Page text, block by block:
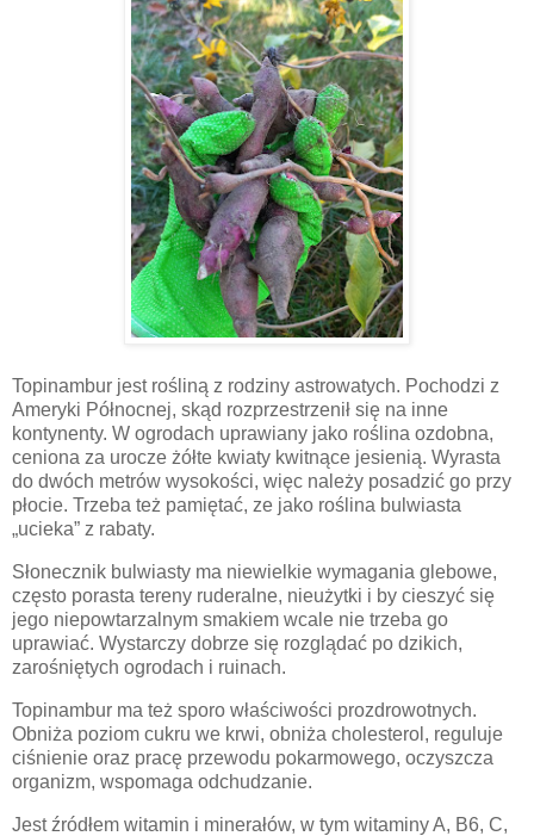
Topinambur jest rośliną z rodziny astrowatych. Pochodzi z
Ameryki Północnej, skąd rozprzestrzenił się na inne
kontynenty. W ogrodach uprawiany jako roślina ozdobna,
ceniona za urocze żółte kwiaty kwitnące jesienią. Wyrasta
do dwóch metrów wysokości, więc należy posadzić go przy
płocie. Trzeba też pamiętać, ze jako roślina bulwiasta
„ucieka” z rabaty.
Słonecznik bulwiasty ma niewielkie wymagania glebowe,
często porasta tereny ruderalne, nieużytki i by cieszyć się
jego niepowtarzalnym smakiem wcale nie trzeba go
uprawiać. Wystarczy dobrze się rozglądać po dzikich,
zarośniętych ogrodach i ruinach.
Topinambur ma też sporo właściwości prozdrowotnych.
Obniża poziom cukru we krwi, obniża cholesterol, reguluje
ciśnienie oraz pracę przewodu pokarmowego, oczyszcza
organizm, wspomaga odchudzanie.
Jest źródłem witamin i minerałów, w tym witaminy A, B6, C,